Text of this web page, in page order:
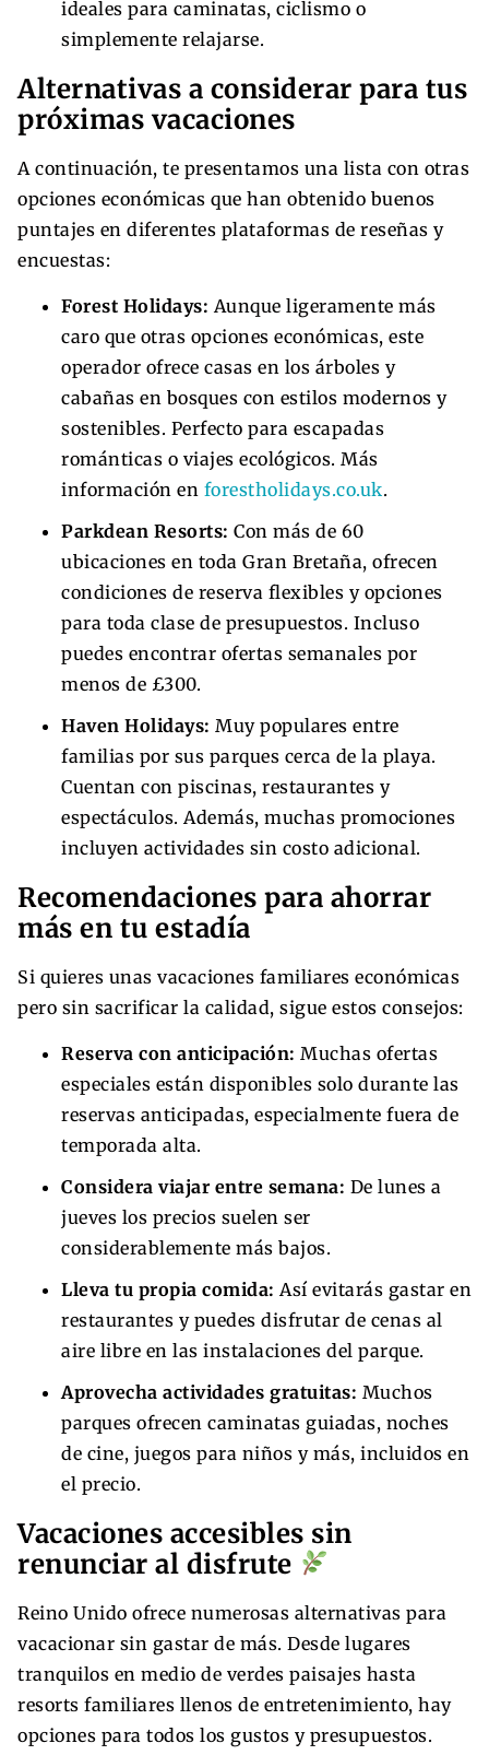
ideales para caminatas, ciclismo o
simplemente relajarse.
Alternativas a considerar para tus
próximas vacaciones
A continuación, te presentamos una lista con otras
opciones económicas que han obtenido buenos
puntajes en diferentes plataformas de reseñas y
encuestas:
Forest Holidays: Aunque ligeramente más
caro que otras opciones económicas, este
operador ofrece casas en los árboles y
cabañas en bosques con estilos modernos y
sostenibles. Perfecto para escapadas
románticas o viajes ecológicos. Más
información en forestholidays.co.uk.
Parkdean Resorts: Con más de 60
ubicaciones en toda Gran Bretaña, ofrecen
condiciones de reserva flexibles y opciones
para toda clase de presupuestos. Incluso
puedes encontrar ofertas semanales por
menos de £300.
Haven Holidays: Muy populares entre
familias por sus parques cerca de la playa.
Cuentan con piscinas, restaurantes y
espectáculos. Además, muchas promociones
incluyen actividades sin costo adicional.
Recomendaciones para ahorrar
más en tu estadía
Si quieres unas vacaciones familiares económicas
pero sin sacrificar la calidad, sigue estos consejos:
Reserva con anticipación: Muchas ofertas
especiales están disponibles solo durante las
reservas anticipadas, especialmente fuera de
temporada alta.
Considera viajar entre semana: De lunes a
jueves los precios suelen ser
considerablemente más bajos.
Lleva tu propia comida: Así evitarás gastar en
restaurantes y puedes disfrutar de cenas al
aire libre en las instalaciones del parque.
Aprovecha actividades gratuitas: Muchos
parques ofrecen caminatas guiadas, noches
de cine, juegos para niños y más, incluidos en
el precio.
Vacaciones accesibles sin
renunciar al disfrute
Reino Unido ofrece numerosas alternativas para
vacacionar sin gastar de más. Desde lugares
tranquilos en medio de verdes paisajes hasta
resorts familiares llenos de entretenimiento, hay
opciones para todos los gustos y presupuestos.